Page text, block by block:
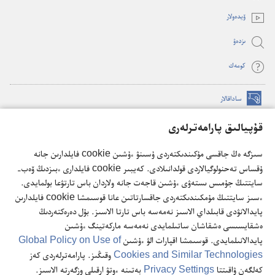
قۇپيالىق پارامەترلەرى
سىزگە ەڭ جاقسى مۇكىندىكتەردى ۇسىنۋ ءۇشىن cookie فايلدارىن جانە
ۇقساس تەحنولوگيالاردى قولدانىلادى. كەيبىر cookie فايلدارى ءبىزدىڭ ۆەب-
سايتتىڭ جۇمىس ىستەۋى ءۇشىن قاجەت جانە ولاردان باس تارتۋعا بولمايدى.
ءسىز سايتتىڭ مۇمكىندىكتەردى جاقسارتاتىن عانا قوسىمشا cookie فايلدارىن
پايدالانۋدى قابىلداي الاسىز نەمەسە باس تارتا الاسىز. بۇل دەرەكتەردىڭ
ەشقايسىسى ەشقاشان ساتىلمايدى نەمەسە ماركەتينگ ءۇشىن
پايدالانىلمايدى. قوسىمشا اقپارات الۋ ءۇشىنGlobal Policy on Use of
Cookies and Similar Technologies وقىڭىز. پارامەترلەردى كەز
كەلگەن ۋاقىتتا Privacy Settings بەتىنە ءوتۋ ارقىلى وزگەرتە الاسىز.
ۆيدە‌ولار
ىزدە‌ۋ
كومە‌ك
ساداقالار
(opens
window) كۇزەت مۇناراسىنىڭ تورداعى كىتاپحاناسى
new
window)
JW Hub
®
(opens
new
window)
JW Library
Copyright© 2026 Watch Tower Bible and Tract Society of Pennsylvania.